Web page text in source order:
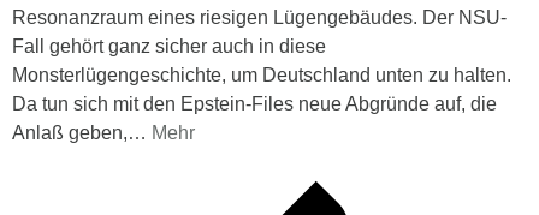
Resonanzraum eines riesigen Lügengebäudes. Der NSU-
Fall gehört ganz sicher auch in diese
Monsterlügengeschichte, um Deutschland unten zu halten.
Da tun sich mit den Epstein-Files neue Abgründe auf, die
Anlaß geben,… Mehr